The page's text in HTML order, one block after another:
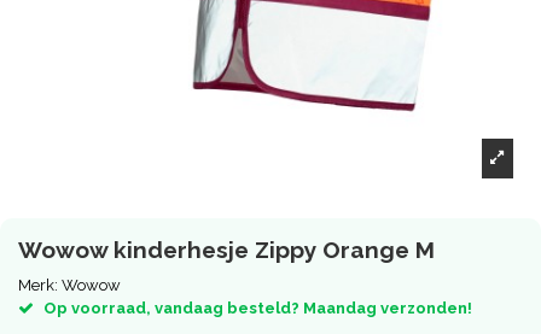
Wowow kinderhesje Zippy Orange M
Merk: Wowow
Op voorraad, vandaag besteld? Maandag verzonden!